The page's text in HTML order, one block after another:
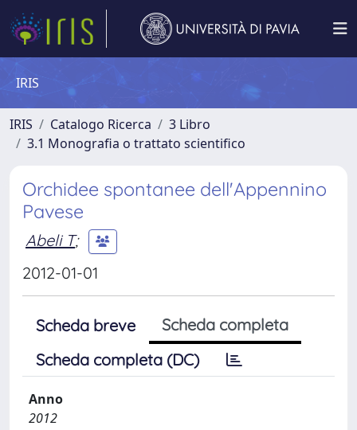
IRIS
IRIS Catalogo Ricerca
3 Libro
3.1 Monografia o trattato scientifico
Orchidee spontanee dell'Appennino
Pavese
Abeli T;
2012-01-01
Scheda breve
Scheda completa
Scheda completa (DC)
Anno
2012